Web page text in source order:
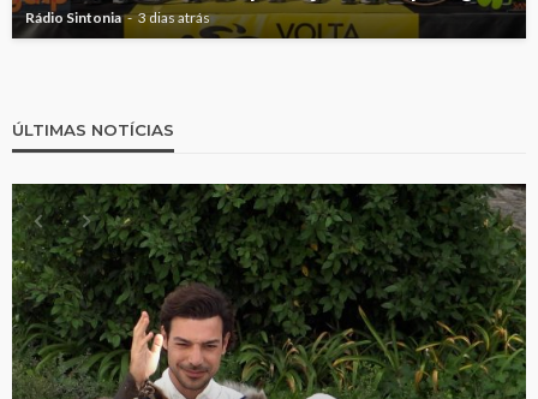
Rádio Sintonia 3 dias atrás
ÚLTIMAS NOTÍCIAS